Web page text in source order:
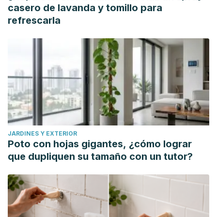
GONZÁLEZ, D. H. S. 4 CAFALEA ASOCIADA A LA ACTIVIDAD
SEXUAL. NeuroeJe, 11(1).
actividad sexual en una Unidad de Cefaleas." (2016).
casero de lavanda y tomillo para
refrescarla
JARDINES Y EXTERIOR
Poto con hojas gigantes, ¿cómo lograr
que dupliquen su tamaño con un tutor?